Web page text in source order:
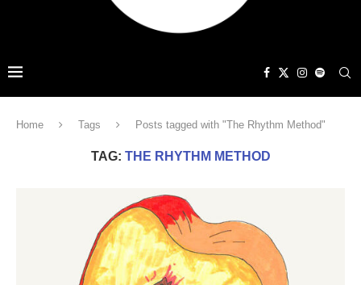
Home Tags Posts tagged with "The Rhythm Method"
TAG: THE RHYTHM METHOD